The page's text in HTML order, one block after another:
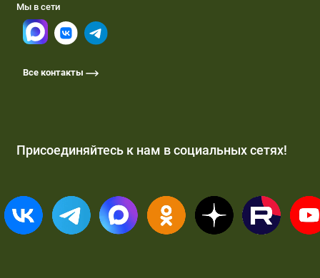
Мы в сети
Все контакты
Присоединяйтесь к нам в социальных сетях!